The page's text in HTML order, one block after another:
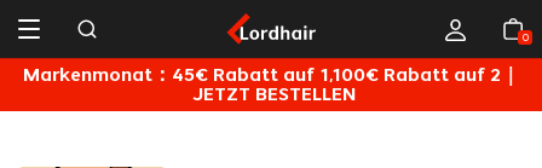
0
Markenmonat：45€ Rabatt auf 1,100€ Rabatt auf 2｜
JETZT BESTELLEN